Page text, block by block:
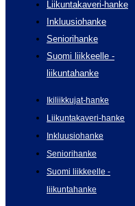
Liikuntakaveri-hanke
Inkluusiohanke
Seniorihanke
Suomi liikkeelle -
liikuntahanke
Ikiliikkujat-hanke
Liikuntakaveri-hanke
Inkluusiohanke
Seniorihanke
Suomi liikkeelle -
liikuntahanke